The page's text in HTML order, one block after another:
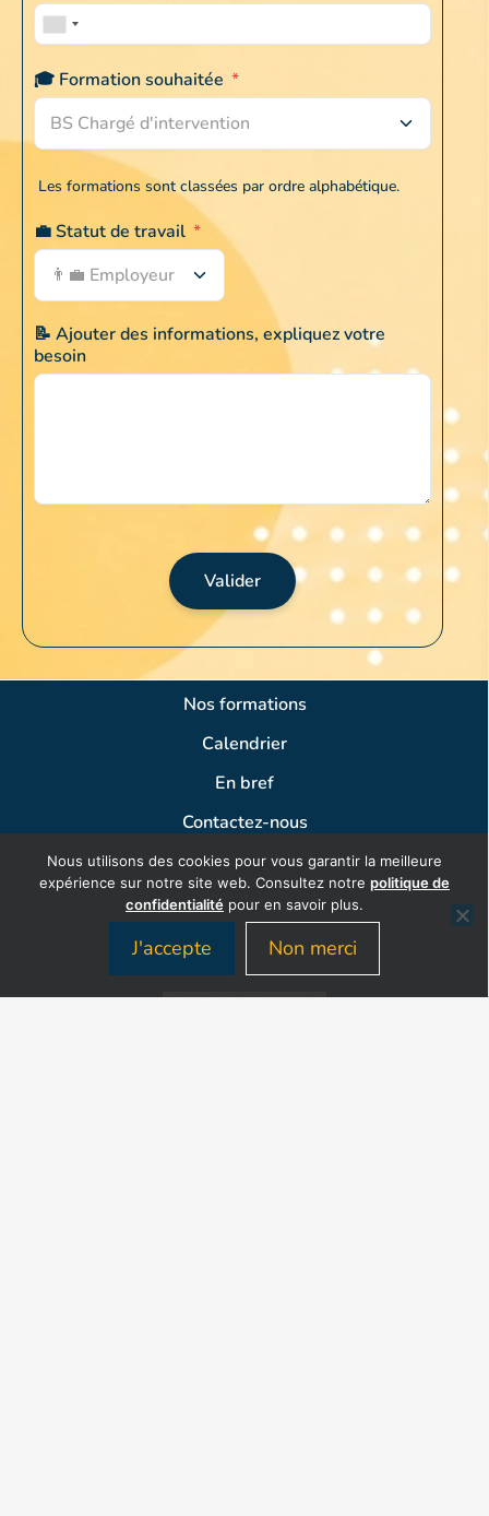
🎓 Formation souhaitée *
BS Chargé d'intervention
Les formations sont classées par ordre alphabétique.
💼 Statut de travail *
👨‍💼 Employeur
📝 Ajouter des informations, expliquez votre
besoin
Valider
Nos formations
Calendrier
En bref
Contactez-nous
Nous utilisons des cookies pour vous garantir la meilleure
expérience sur notre site web. Consultez notre politique de
confidentialité pour en savoir plus.
J'accepte Non merci